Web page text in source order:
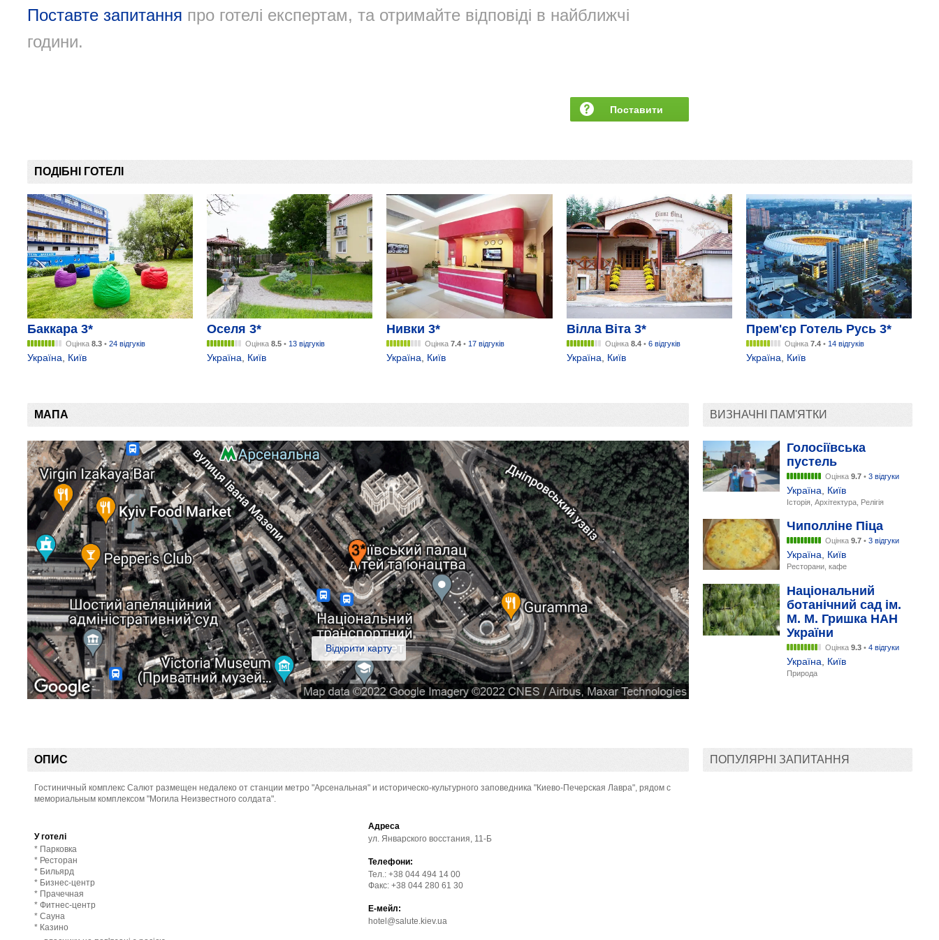
Поставте запитання про готелі експертам, та отримайте відповіді в найближчі
години.
Поставити
ПОДІБНІ ГОТЕЛІ
Баккара 3*
Оцінка 8.3• 24 відгуків
Україна Київ
Оселя 3*
Оцінка 8.5• 13 відгуків
Україна Київ
Нивки 3*
Оцінка7.4 • 17 відгуків
Україна Київ
Вілла Віта 3*
Оцінка 8.4• 6 відгуків
Україна Київ
Прем'єр Готель Русь 3*
Оцінка7.4 • 14 відгуків
Україна Київ
МАПА
Відкрити карту
ВИЗНАЧНІ ПАМ'ЯТКИ
Голосіївська
пустель
Оцінка 9.7• 3 відгуки
Україна Київ
Історія, Архітектура, Релігія
Чиполліне Піца
Оцінка 9.7• 3 відгуки
Україна Київ
Ресторани, кафе
Національний
ботанічний сад ім.
М. М. Гришка НАН
України
Оцінка 9.3• 4 відгуки
Україна, Київ
Природа
ОПИС
Гостиничный комплекс Салют размещен недалеко от станции метро "Арсенальная" и историческо-культурного заповедника "Киево-Печерская Лавра", рядом с
мемориальным комплексом "Могила Неизвестного солдата".
У готелі
* Парковка
* Ресторан
* Бильярд
* Бизнес-центр
* Прачечная
* Фитнес-центр
* Сауна
* Казино
Адреса
ул. Январского восстания, 11-Б
Телефони:
Тел.: +38 044 494 14 00
Факс: +38 044 280 61 30
Е-мейл:
hotel@salute.kiev.ua
ПОПУЛЯРНІ ЗАПИТАННЯ